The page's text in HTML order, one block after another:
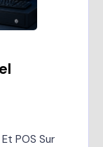
POS Sur